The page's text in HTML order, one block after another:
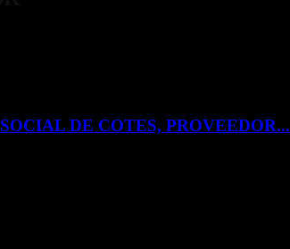
DE COTES, PROVEEDOR...